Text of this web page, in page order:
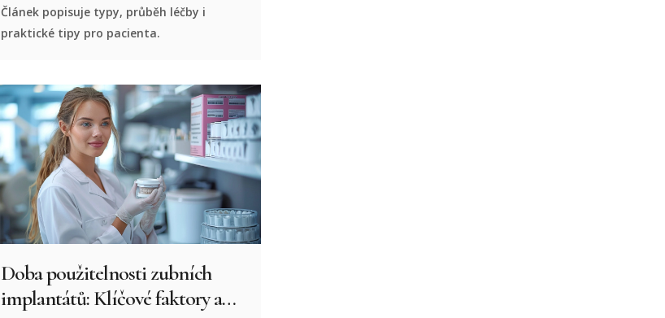
Článek popisuje typy, průběh léčby i
praktické tipy pro pacienta.
Doba použitelnosti zubních
implantátů: Klíčové faktory a